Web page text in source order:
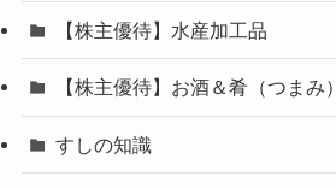
【株主優待】水産加工品
【株主優待】お酒＆肴（つまみ）
すしの知識